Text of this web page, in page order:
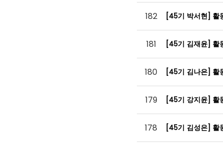
182 [45기 박서현] 활
181 [45기 김재윤] 활
180 [45기 김나은] 활
179 [45기 강지윤] 활
178 [45기 김성은] 활